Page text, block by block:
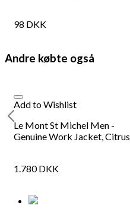
98 DKK
Andre købte også
Add to Wishlist
Le Mont St Michel Men -
Genuine Work Jacket, Citrus
1.780DKK